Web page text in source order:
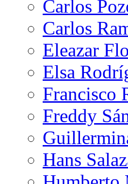
Carlos
Carlos
Eleazar
Elsa
Francisco
Freddy
Hans